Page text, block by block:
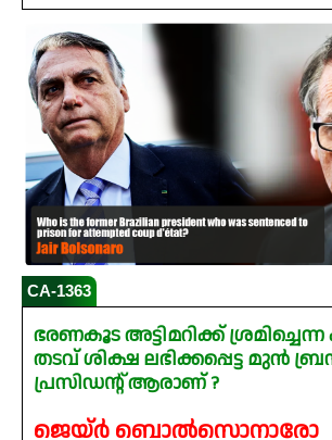
CA-1363
ഭരണകൂട അട്ടിമറിക്ക്
തടവ് ശിക്ഷ ലഭിക്കപ്പെട്ട മുൻ
പ്രസിഡന്റ് ആരാണ് ?
ജെയ്‌ർ ബൊൽസൊനാരോ